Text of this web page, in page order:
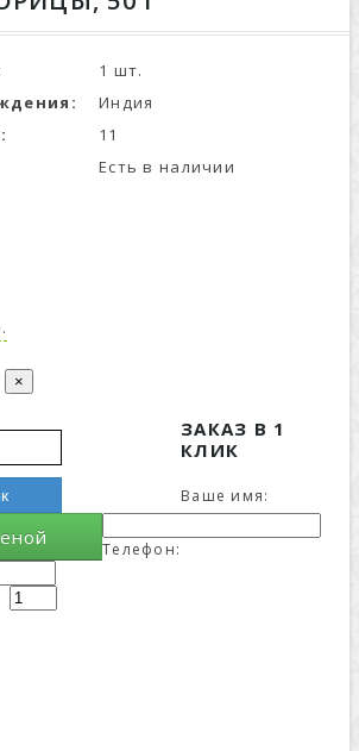
1 шт.
Индия
11
Есть в наличии
×
ЗАКАЗ В 1
КЛИК
Ваше имя:
Телефон: